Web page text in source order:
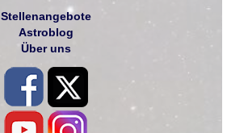
Stellenangebote
Astroblog
Über uns